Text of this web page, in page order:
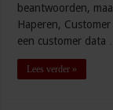
beantwoorden,
Haperen,
een customer data
Lees verder »